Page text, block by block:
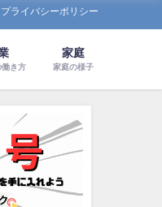
プライバシーポリシー
働き方
家庭
家庭の様子